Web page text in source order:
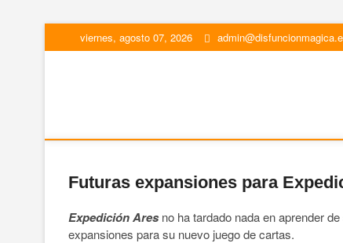
viernes, agosto 07, 2026
Futuras expansiones para
Expedición Aresno ha tardado nada en aprender
expansiones para su nuevo juego de cartas.